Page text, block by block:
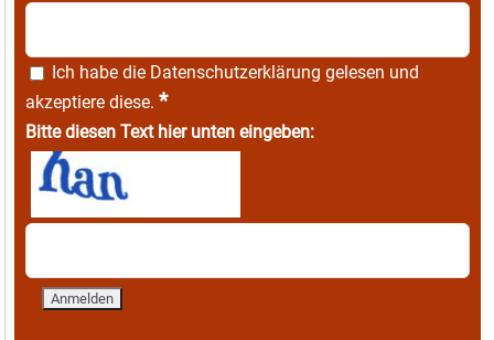
Ich habe die Datenschutzerklärung gelesen und
akzeptiere diese. *
Bitte diesen Text hier unten eingeben: